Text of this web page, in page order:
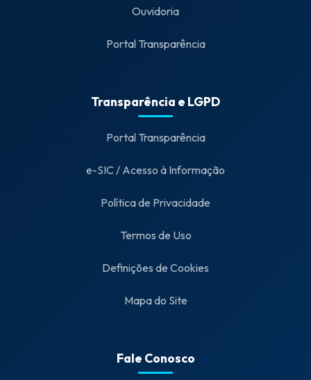
Ouvidoria
Portal Transparência
Transparência e LGPD
Portal Transparência
e-SIC / Acesso à Informação
Política de Privacidade
Termos de Uso
Definições de Cookies
Mapa do Site
Fale Conosco